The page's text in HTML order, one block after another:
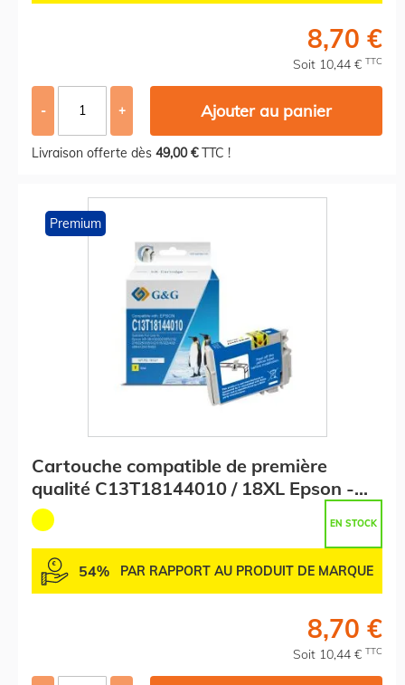
8,70 €
Soit 10,44 € TTC
- + Ajouter au panier
Livraison offerte dès 49,00 €TTC !
Premium
Cartouche compatible de première
qualité C13T18144010 / 18XL Epson -
jaune
EN STOCK
54% PAR RAPPORT AU PRODUIT DE MARQUE
8,70 €
Soit 10,44 € TTC